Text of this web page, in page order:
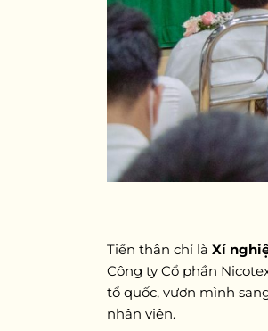
Tiền thân chỉ làXí
Công ty Cổ phần
tổ quốc, vươn mình
nhân viên.